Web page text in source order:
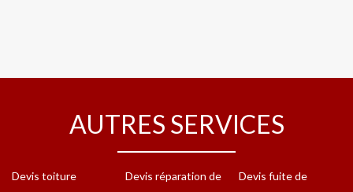
AUTRES SERVICES
Devis toiture
Devis réparation de
Devis fuite de